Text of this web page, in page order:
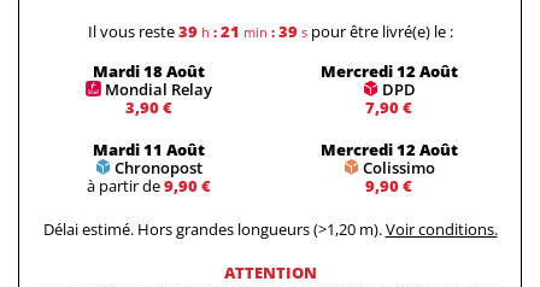
Il vous reste39h : 21 min : 39s pour être livré(e) le :
Mardi 18 Août
Mondial Relay
3,90 €
Mercredi 12 Août
DPD
7,90 €
Mardi 11 Août
Chronopost
à partir de9,90 €
Mercredi 12 Août
Colissimo
9,90 €
Délai estimé. Hors grandes longueurs (>1,20 m).Voir conditions.
ATTENTION